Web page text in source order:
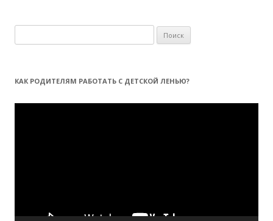
а
т
:
КАК РОДИТЕЛЯМ РАБОТАТЬ С ДЕТСКОЙ ЛЕНЬЮ?
Видеоплеер